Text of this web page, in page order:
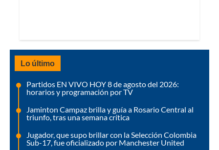
Lo último
Partidos EN VIVO HOY 8 de agosto del 2026:
horarios y programación por TV
Jaminton Campaz brilla y guía a Rosario Central al
triunfo, tras una semana crítica
Jugador, que supo brillar con la Selección Colombia
Sub-17, fue oficializado por Manchester United